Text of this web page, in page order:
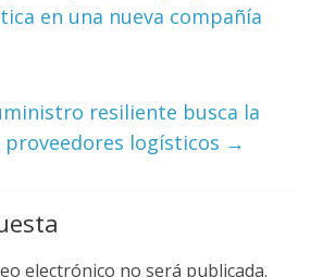
en una nueva compañía
resiliente busca la
logísticos →
electrónico no será publicada.